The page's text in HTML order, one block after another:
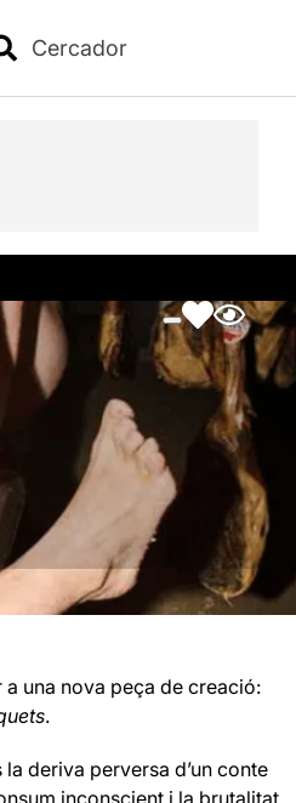
una nova peça de creació:
.
deriva perversa d’un conte
inconscient i la brutalitat